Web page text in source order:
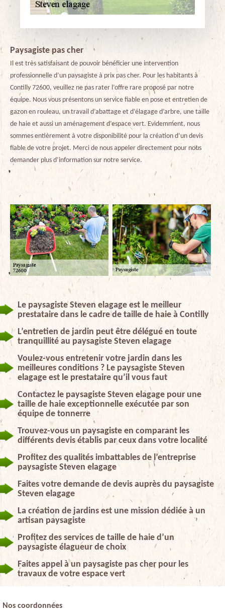
Paysagiste pas cher
Il est très satisfaisant de pouvoir bénéficier une intervention
professionnelle d’un paysagiste à prix pas cher. Pour les habitants à
Contilly 72600, veuillez ne pas rater l’offre rare proposé par notre
équipe. Nous vous présentons un service fiable en pose et entretien de
gazon en rouleau, un travail d’abattage et d’élagage d’arbre, une taille
de haie et aussi un aménagement d’espace vert. Evidemment, nous
sommes entièrement à votre disponibilité pour la création d’un devis
fiable de votre projet. Merci de nous appeler directement pour nous
demander plus d’information sur notre service.
Le paysagiste Steven elagage est le meilleur
prestataire dans le cadre de taille de haie à Contilly
L’entretien de jardin peut être délégué en toute
tranquillité au paysagiste Steven elagage
Voulez-vous entretenir votre jardin dans les
meilleures conditions ? Le paysagiste Steven
elagage est le prestataire qu’il vous faut
Contactez le paysagiste Steven elagage pour une
taille de haie exceptionnelle exécutée par son
équipe de tonnerre
Trouvez-vous un paysagiste en comparant les
différents devis établis par ceux dans votre localité
Profitez des qualités imbattables de l’entreprise
paysagiste Steven elagage
Faites votre demande de devis auprès du paysagiste
Steven elagage
La création de jardins est une mission dédiée à un
artisan paysagiste
Profitez des services de taille de haie d’un
paysagiste élagueur de choix
Faites appel à un paysagiste pas cher pour les
travaux de votre espace vert
Nos coordonnées